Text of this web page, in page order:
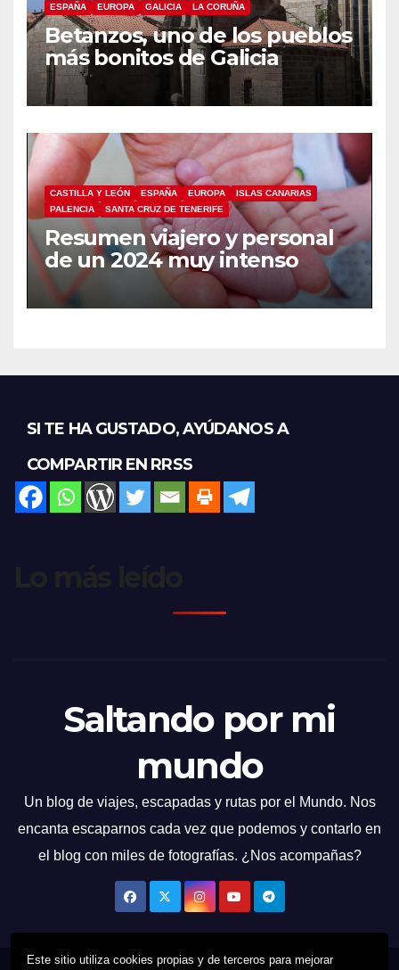
Este sitio utiliza cookies propias y de terceros para mejorar
ESPAÑA EUROPA GALICIA LA CORUÑA
Betanzos, uno de los pueblos
más bonitos de Galicia
CASTILLA Y LEÓN ESPAÑA EUROPA
ISLAS CANARIAS
PALENCIA
SANTA CRUZ DE TENERIFE
Resumen viajero y personal
de un 2024 muy intenso
SI TE HA GUSTADO, AYÚDANOS A
COMPARTIR EN RRSS
Saltando por mi
mundo
Un blog de viajes, escapadas y rutas por el Mundo. Nos
encanta escaparnos cada vez que podemos y contarlo en
el blog con miles de fotografías. ¿Nos acompañas?